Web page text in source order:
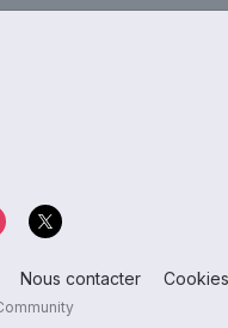
Nous contacter Cookies